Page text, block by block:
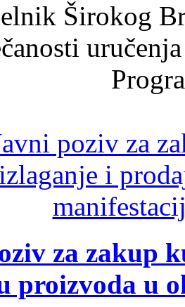
Širokog
za zakup
proizvoda u